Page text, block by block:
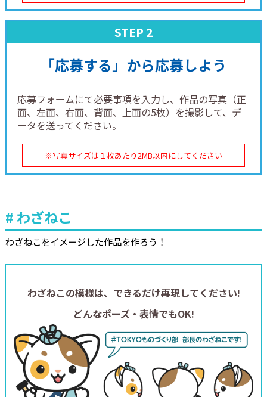
「応募する」から応募しよう
応募フォームにて必要事項を入力し、作品の写真（正
面、左面、右面、背面、上面の5枚）を撮影して、デ
ータを送ってください。
※写真サイズは１枚あたり2MB以内にしてください
わざねこ
わざねこをイメージした作品を作ろう！
わざねこの模様は、できるだけ再現してください!
どんなポーズ・表情でもOK!